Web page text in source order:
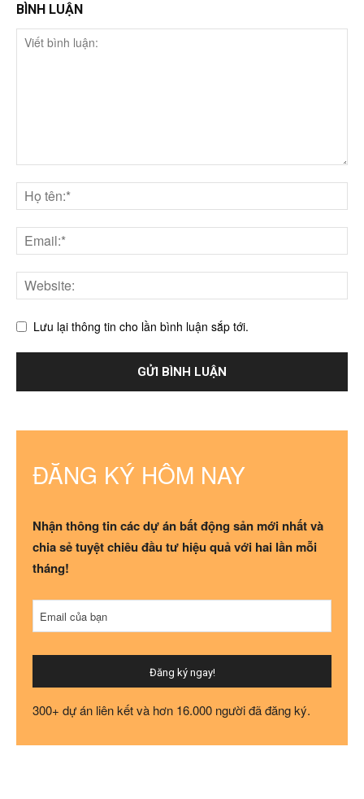
BÌNH LUẬN
Lưu lại thông tin cho lần bình luận sắp tới.
ĐĂNG KÝ HÔM NAY
Nhận thông tin các dự án bất động sản mới nhất và
chia sẻ tuyệt chiêu đầu tư hiệu quả với hai lần mỗi
tháng!
Number *
Email của bạn
Đăng ký ngay!
300+ dự án liên kết và hơn 16.000 người đã đăng ký.